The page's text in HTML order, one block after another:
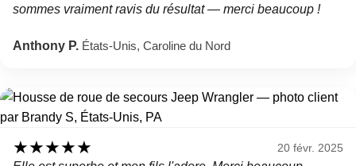
sommes vraiment ravis du résultat — merci beaucoup !
Anthony P. États-Unis, Caroline du Nord
★★★★★ 20 févr. 2025